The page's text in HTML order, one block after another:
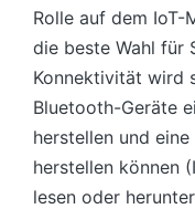
Rolle auf dem IoT-
die beste Wahl für
Konnektivität wird
Bluetooth-Geräte
herstellen und
herstellen können
lesen oder